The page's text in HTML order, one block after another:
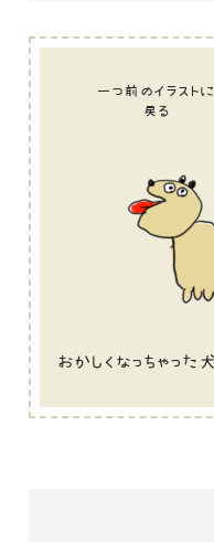
一つ前のイラストに
戻る